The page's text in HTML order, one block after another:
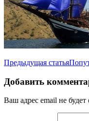
Навигация
по
записям
Предыдущая статья
Добавить
Ваш адрес email не будет